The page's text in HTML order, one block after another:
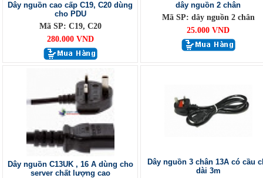
Dây nguồn cao cấp C19, C20 dùng
cho PDU
Mã SP: C19, C20
280.000 VND
dây nguồn 2 chân
Mã SP: dây nguồn 2 chân
25.000 VND
Dây nguồn C13UK , 16 A dùng cho
server chất lượng cao
Dây nguồn 3 chân 13A có cầu
dài 3m